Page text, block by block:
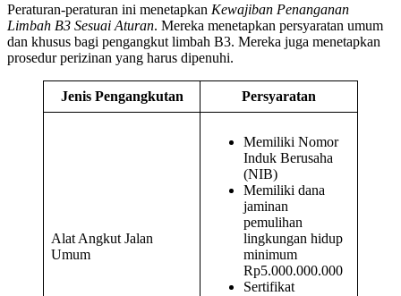
Peraturan-peraturan ini menetapkan Kewajiban Penanganan
Limbah B3 Sesuai Aturan. Mereka menetapkan persyaratan umum
dan khusus bagi pengangkut limbah B3. Mereka juga menetapkan
prosedur perizinan yang harus dipenuhi.
Jenis Pengangkutan Persyaratan
Alat Angkut Jalan
Umum
Memiliki Nomor
Induk Berusaha
(NIB)
Memiliki dana
jaminan
pemulihan
lingkungan hidup
minimum
Rp5.000.000.000
Sertifikat